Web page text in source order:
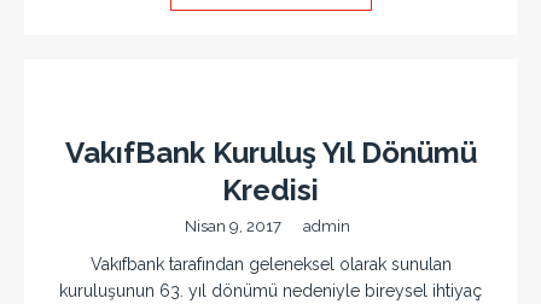
VakıfBank Kuruluş Yıl Dönümü
Kredisi
Nisan 9, 2017 admin
Vakıfbank tarafından geleneksel olarak sunulan
kuruluşunun 63. yıl dönümü nedeniyle bireysel ihtiyaç